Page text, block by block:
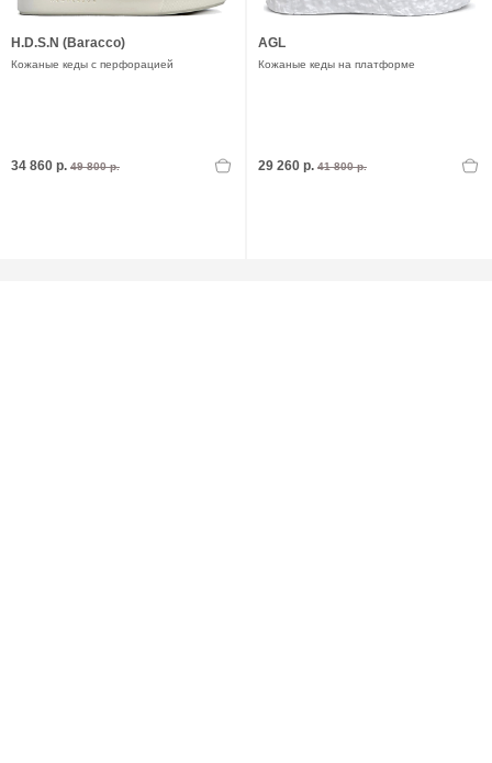
H.D.S.N (Baracco)
Кожаные кеды с перфорацией
34 860 р. 49 800 р.
AGL
Кожаные кеды на платформе
29 260 р. 41 800 р.